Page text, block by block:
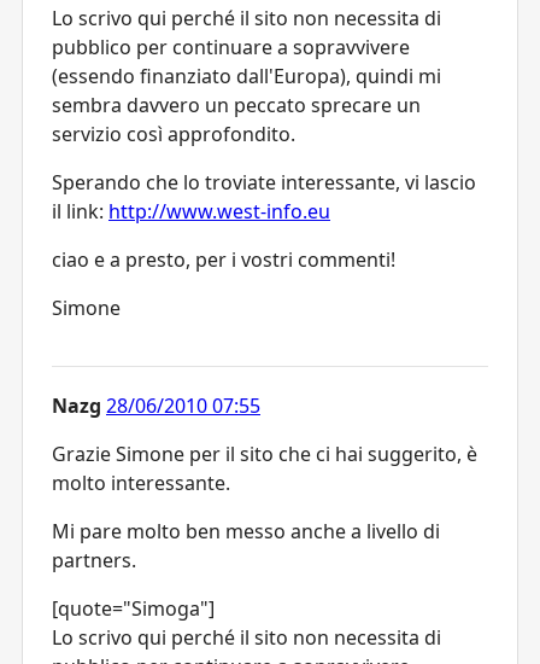
Lo scrivo qui perché il sito non necessita di
pubblico per continuare a sopravvivere
(essendo finanziato dall'Europa), quindi mi
sembra davvero un peccato sprecare un
servizio così approfondito.
Sperando che lo troviate interessante, vi lascio
il link: http://www.west-info.eu
ciao e a presto, per i vostri commenti!
Simone
Nazg 28/06/2010 07:55
Grazie Simone per il sito che ci hai suggerito, è
molto interessante.
Mi pare molto ben messo anche a livello di
partners.
[quote="Simoga"]
Lo scrivo qui perché il sito non necessita di